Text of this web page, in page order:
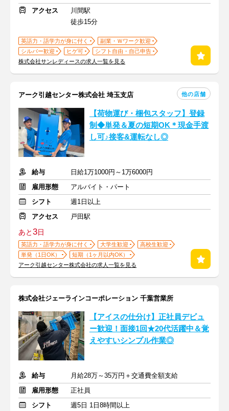
アクセス
川間駅
徒歩15分
英語力・語学力が身に付く
副業・Ｗワーク歓迎
シルバー歓迎
ヒゲ可
シフト自由・自己申告
株式会社サンレディースの求人一覧を見る
アーク引越センター株式会社 埼玉支店 他の店舗
【荷物運び・梱包スタッフ】登録
制◆単発＆夏の短期OK＊現金手渡
し可♪接客&運転なし◎
給与
日給1万1000円～1万6000円
雇用形態
アルバイト・パート
シフト
週1日以上
アクセス
戸田駅
あと3日
英語力・語学力が身に付く 大学生歓迎
高校生歓迎
単発（1日OK）
短期（1ヶ月以内OK）
アーク引越センター株式会社の求人一覧を見る
株式会社ジェーラインコーポレーション 千葉営業所
【アイスの仕分け】正社員デビュ
ー歓迎！面接1回★20代活躍中＆覚
えやすいシンプル作業◎
給与
月給28万～35万円＋交通費全額支給
雇用形態
正社員
シフト
週5日 1日8時間以上